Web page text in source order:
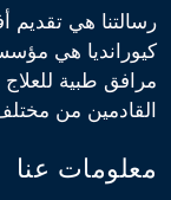
رسالتنا هي تقديم
مرافق طبية
القادمين من
معلومات عنا